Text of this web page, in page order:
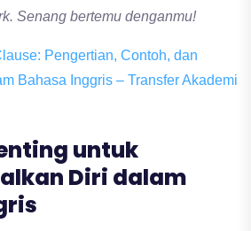
Senang bertemu denganmu!
Pengertian, Contoh, dan
Bahasa Inggris – Transfer Akademi
untuk
Diri dalam